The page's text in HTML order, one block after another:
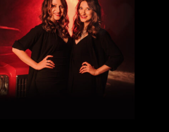
Виконавці:Анна Майовецька
Вокал
/Юлія Майовецька
Вокал
,)/Григорій Паршин
Саксофон
,)/Арсеній Яндюк
Рояль
Єгор Абрамов
Контрабас
,)/
(Барабани ,)/